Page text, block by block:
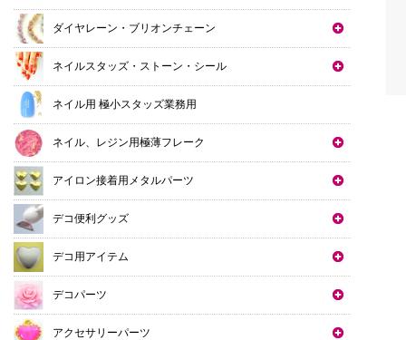
ダイヤレーン・ブリオンチェーン
ネイルスタッズ・ストーン・シール
ネイル用 極小スタッズ業務用
ネイル、レジン用極薄フレーク
アイロン接着用メタルパーツ
デコ便利グッズ
デコ用アイテム
デコパーツ
アクセサリーパーツ